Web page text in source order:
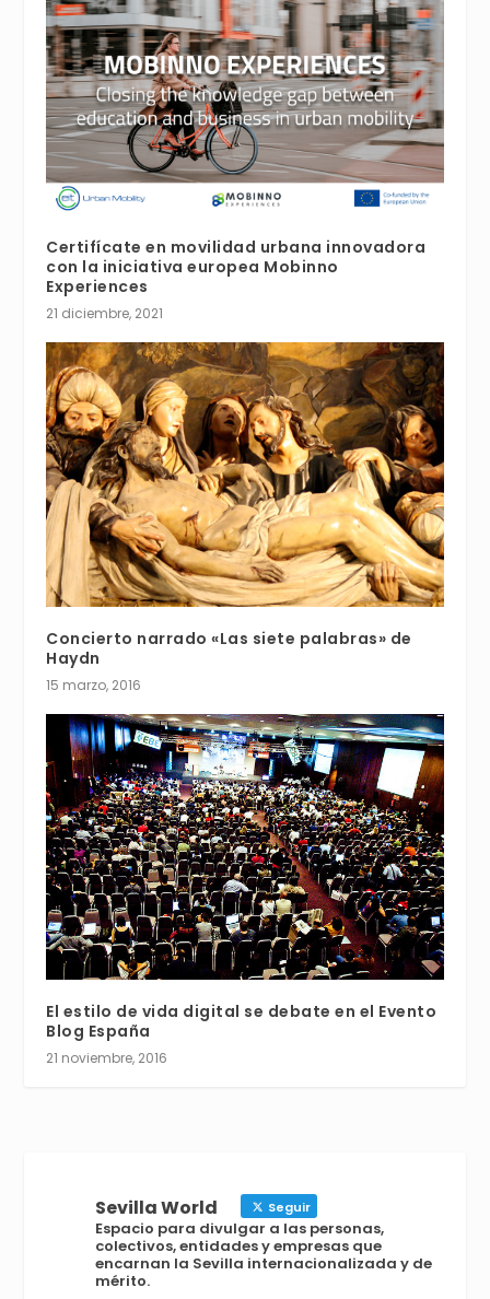
Certifícate en movilidad urbana innovadora
con la iniciativa europea Mobinno
Experiences
21 diciembre, 2021
Concierto narrado «Las siete palabras» de
Haydn
15 marzo, 2016
El estilo de vida digital se debate en el Evento
Blog España
21 noviembre, 2016
Sevilla World Seguir
Espacio para divulgar a las personas,
colectivos, entidades y empresas que
encarnan la Sevilla internacionalizada y de
mérito.